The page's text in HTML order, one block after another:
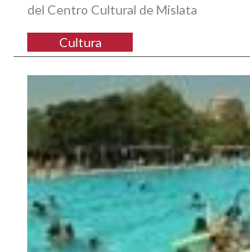
del Centro Cultural de Mislata
Cultura